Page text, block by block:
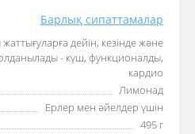
Барлық сипаттамалар
дейін, кезінде және
- күш, функционалды,
кардио
Лимонад
Ерлер мен әйелдер үшін
495 г